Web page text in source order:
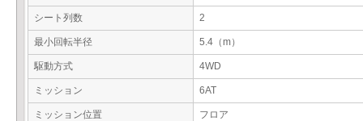
シート列数 2
最小回転半径 5.4（m）
駆動方式 4WD
ミッション 6AT
ミッション位置 フロア